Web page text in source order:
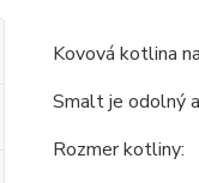
Kovová kotlina
Smalt je odolný
Rozmer kotliny: